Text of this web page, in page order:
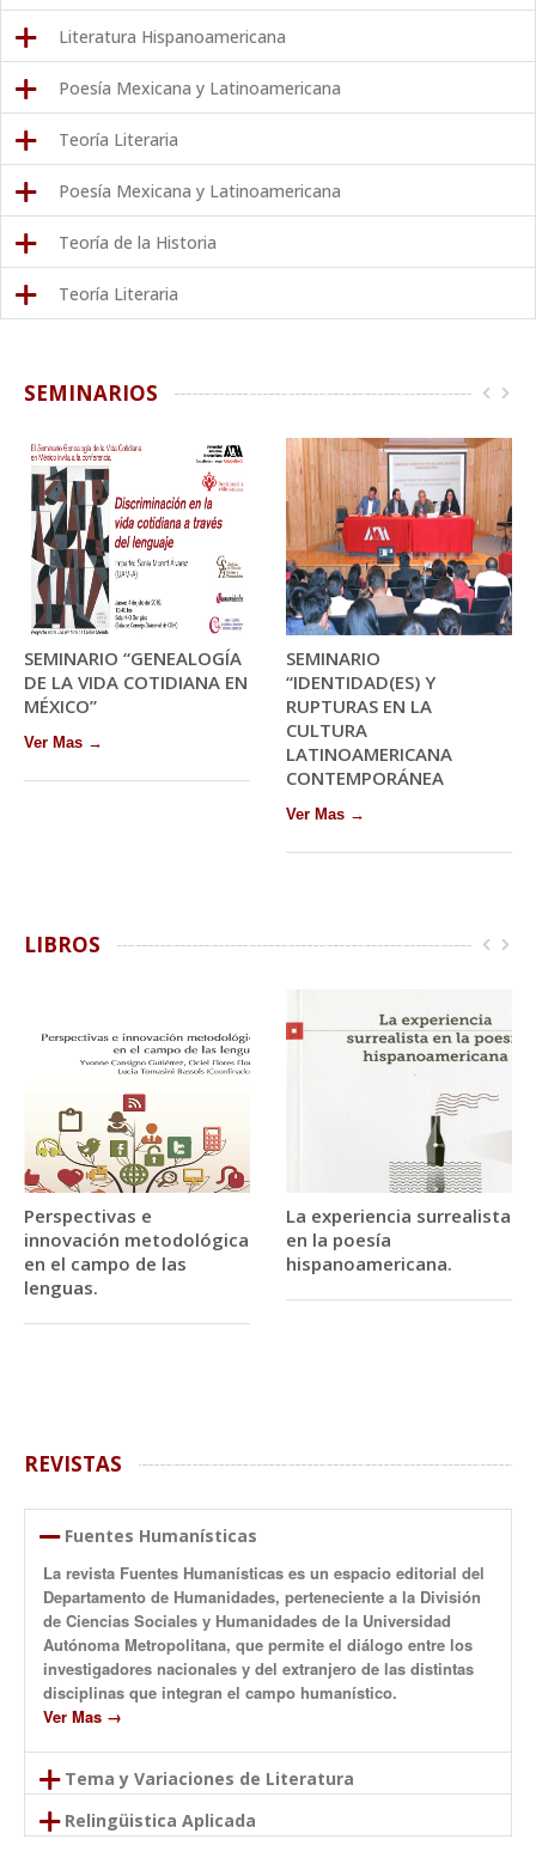
Literatura Hispanoamericana
Poesía Mexicana y Latinoamericana
Teoría Literaria
Poesía Mexicana y Latinoamericana
Teoría de la Historia
Teoría Literaria
SEMINARIOS
SEMINARIO “GENEALOGÍA
DE LA VIDA COTIDIANA EN
MÉXICO”
Ver Mas →
SEMINARIO
“IDENTIDAD(ES) Y
RUPTURAS EN LA
CULTURA
LATINOAMERICANA
CONTEMPORÁNEA
Ver Mas →
LIBROS
Perspectivas e
innovación metodológica
en el campo de las
lenguas.
La experiencia surrealista
en la poesía
hispanoamericana.
REVISTAS
Fuentes Humanísticas
La revista Fuentes Humanísticas es un espacio editorial del
Departamento de Humanidades, perteneciente a la División
de Ciencias Sociales y Humanidades de la Universidad
Autónoma Metropolitana, que permite el diálogo entre los
investigadores nacionales y del extranjero de las distintas
disciplinas que integran el campo humanístico.
Ver Mas →
Tema y Variaciones de Literatura
Tema y variaciones de literatura, es una revista de crítica e
investigación literaria, de aparición semestral, que se
Relingüistica Aplicada